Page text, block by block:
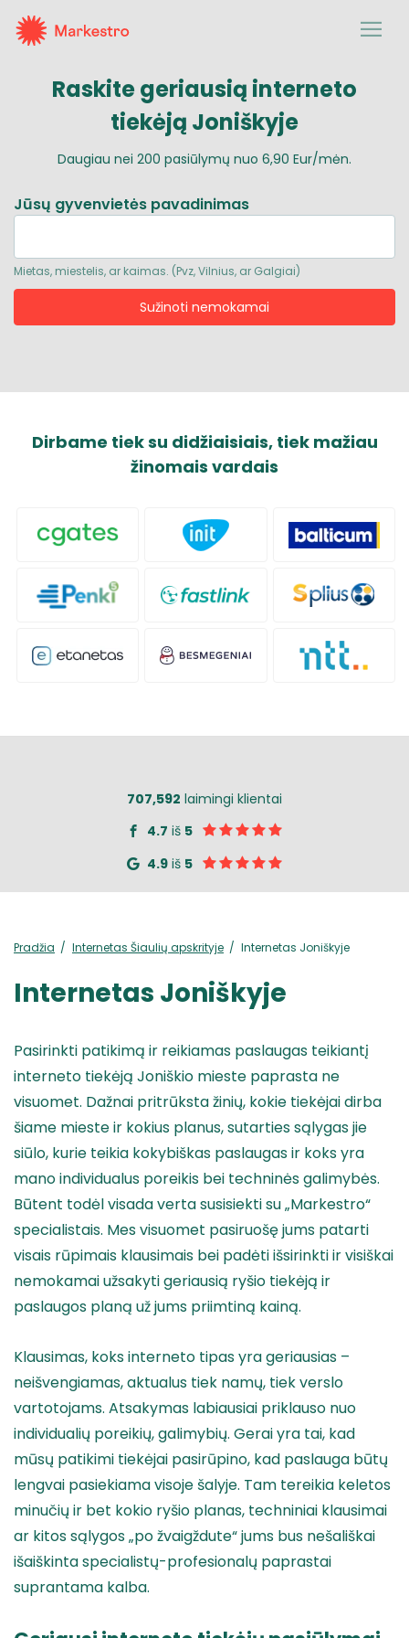
Raskite geriausią interneto
tiekėją Joniškyje
Daugiau nei 200 pasiūlymų nuo 6,90 Eur/mėn.
Jūsų gyvenvietės pavadinimas
Mietas, miestelis, ar kaimas. (Pvz, Vilnius, ar Galgiai)
Sužinoti nemokamai
Dirbame tiek su didžiaisiais, tiek mažiau
žinomais vardais
707,592 laimingi klientai
4.7 iš 5
4.9 iš 5
Pradžia Internetas Šiaulių apskrityje Internetas Joniškyje
Internetas Joniškyje
Pasirinkti patikimą ir reikiamas paslaugas teikiantį
interneto tiekėją Joniškio mieste paprasta ne
visuomet. Dažnai pritrūksta žinių, kokie tiekėjai dirba
šiame mieste ir kokius planus, sutarties sąlygas jie
siūlo, kurie teikia kokybiškas paslaugas ir koks yra
mano individualus poreikis bei techninės galimybės.
Būtent todėl visada verta susisiekti su „Markestro“
specialistais. Mes visuomet pasiruošę jums patarti
visais rūpimais klausimais bei padėti išsirinkti ir visiškai
nemokamai užsakyti geriausią ryšio tiekėją ir
paslaugos planą už jums priimtiną kainą.
Klausimas, koks interneto tipas yra geriausias –
neišvengiamas, aktualus tiek namų, tiek verslo
vartotojams. Atsakymas labiausiai priklauso nuo
individualių poreikių, galimybių. Gerai yra tai, kad
mūsų patikimi tiekėjai pasirūpino, kad paslauga būtų
lengvai pasiekiama visoje šalyje. Tam tereikia keletos
minučių ir bet kokio ryšio planas, techniniai klausimai
ar kitos sąlygos „po žvaigždute“ jums bus nešališkai
išaiškinta specialistų-profesionalų paprastai
suprantama kalba.